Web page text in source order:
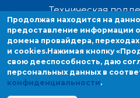
Техническая
Продолжая находиться на
предоставление информации об
провайдера, переходах с одной
Продолжая находится на
предоставление информации
домена провайдера,
и cookies.Нажимая кнопку
свою дееспособность, даю
персональных данных в
конфиденциальности.